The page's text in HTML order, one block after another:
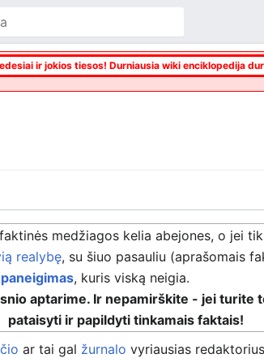
ir jokios tiesos! Durniausia wiki enciklopedija
medžiagos kelia abejones, o jei
realybę, su šiuo pasauliu (aprašomais
paneigimas, kuris viską neigia.
aptarime. Ir nepamirškite - jei turite
pataisyti ir papildyti tinkamais faktais!
ar tai gal žurnalo vyriausias